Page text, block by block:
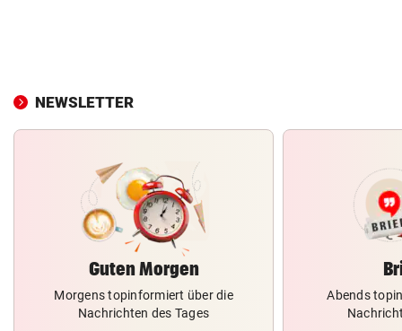
NEWSLETTER
Guten Morgen
Morgens topinformiert über die
Nachrichten des Tages
Abends